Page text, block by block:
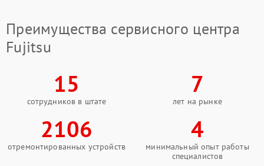
Преимущества сервисного центра
Fujitsu
15
сотрудников в штате
7
лет на рынке
2106
отремонтированных устройств
4
минимальный опыт работы
специалистов